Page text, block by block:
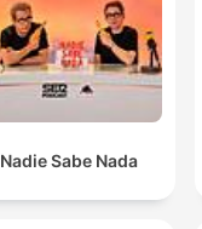
Nadie Sabe Nada